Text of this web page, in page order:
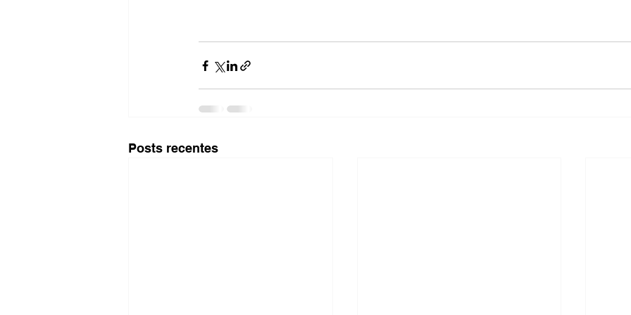
Posts recentes